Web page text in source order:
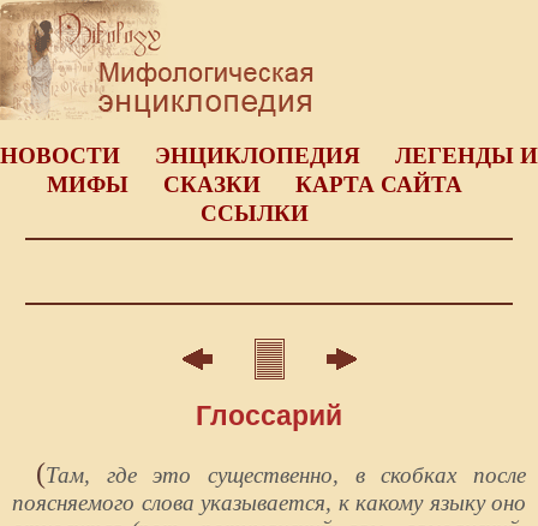
НОВОСТИ ЭНЦИКЛОПЕДИЯ
ЛЕГЕНДЫ И
МИФЫ
СКАЗКИ
КАРТА САЙТА
ССЫЛКИ
Глоссарий
(Там, где это существенно, в скобках после
поясняемого слова указывается, к какому языку оно